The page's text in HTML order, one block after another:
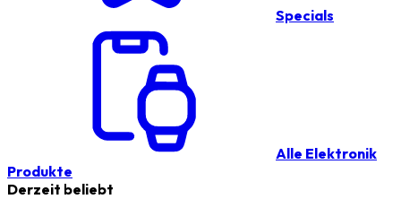
Specials
Alle Elektronik
Produkte
Derzeit beliebt